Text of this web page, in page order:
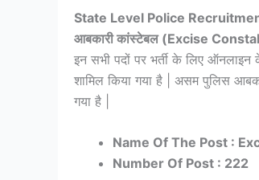
State Level Police
आबकारी कांस्टेबल (Excise
इन सभी पदों पर भर्ती के लिए
शामिल किया गया है | असम पुलिस
गया है |
Name Of The Post :
Number Of Post : 222